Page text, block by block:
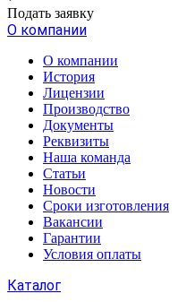
Подать заявку
О компании
О компании
История
Лицензии
Производство
Документы
Реквизиты
Наша команда
Статьи
Новости
Сроки изготовления
Вакансии
Гарантии
Условия оплаты
Каталог